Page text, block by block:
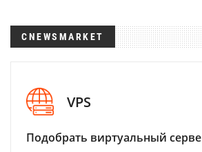
CNEWSMARKET
VPS
Подобрать виртуальный